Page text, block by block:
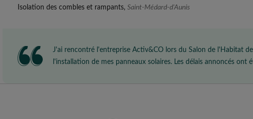
Isolation des combles et rampants, Saint-Médard-d'Aunis
J'ai rencontré l'entreprise Activ&CO lors du Salon de l'Habitat
l'installation de mes panneaux solaires. Les délais annoncés ont